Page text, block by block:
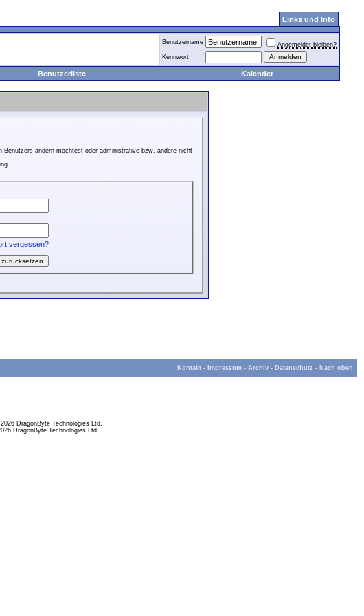
Links und Info
Benutzername
Angemeldet bleiben?
Kennwort
Benutzerliste Kalender
ändern möchtest oder administrative bzw. andere nicht
vergessen?
Kontakt - Impressum - Archiv - Datenschutz - Nach oben
DragonByte Technologies Ltd.
DragonByte Technologies Ltd.